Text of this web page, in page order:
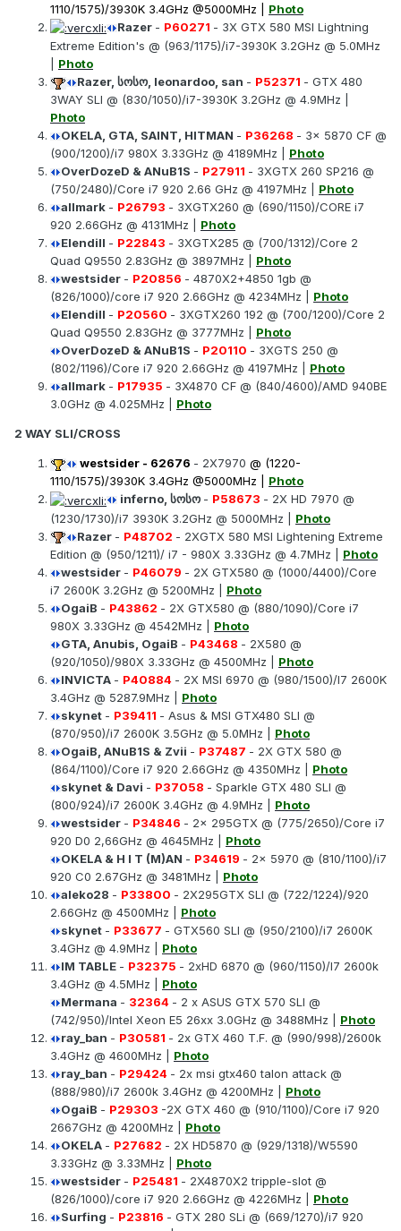
1110/1575)/3930K 3.4GHz @5000MHz | Photo
Razer - P60271 - 3X GTX 580 MSI Lightning
Extreme Edition's @ (963/1175)/i7-3930K 3.2GHz @ 5.0MHz
Photo
Razer, სოსო, leonardoo, san - P52371 - GTX 480
3WAY SLI @ (830/1050)/i7-3930K 3.2GHz @ 4.9MHz |
Photo
OKELA, GTA, SAINT, HITMAN - P36268 - 3x 5870 CF @
(900/1200)/i7 980X 3.33GHz @ 4189MHz | Photo
OverDozeD & ANuB1S - P27911 - 3XGTX 260 SP216 @
(750/2480)/Core i7 920 2.66 GHz @ 4197MHz | Photo
allmark - P26793 - 3XGTX260 @ (690/1150)/CORE i7
920 2.66GHz @ 4131MHz | Photo
Elendill - P22843 - 3XGTX285 @ (700/1312)/Core 2
Quad Q9550 2.83GHz @ 3897MHz | Photo
westsider - P20856 - 4870X2+4850 1gb @
(826/1000)/core i7 920 2.66GHz @ 4234MHz | Photo
Elendill - P20560 - 3XGTX260 192 @ (700/1200)/Core 2
Quad Q9550 2.83GHz @ 3777MHz | Photo
OverDozeD & ANuB1S - P20110 - 3XGTS 250 @
(802/1196)/Core i7 920 2.66GHz @ 4197MHz | Photo
allmark - P17935 - 3X4870 CF @ (840/4600)/AMD 940BE
3.0GHz @ 4.025MHz | Photo
2 WAY SLI/CROSS
westsider - 62676 - 2X7970 @ (1220-
1110/1575)/3930K 3.4GHz @5000MHz | Photo
inferno, სოსო - P58673 - 2X HD 7970 @
(1230/1730)/i7 3930K 3.2GHz @ 5000MHz | Photo
Razer - P48702 - 2XGTX 580 MSI Lightening Extreme
Edition @ (950/1211)/ i7 - 980X 3.33GHz @ 4.7MHz | Photo
westsider - P46079 - 2X GTX580 @ (1000/4400)/Core
i7 2600K 3.2GHz @ 5200MHz | Photo
OgaiB - P43862 - 2X GTX580 @ (880/1090)/Core i7
980X 3.33GHz @ 4542MHz | Photo
GTA, Anubis, OgaiB - P43468 - 2X580 @
(920/1050)/980X 3.33GHz @ 4500MHz | Photo
INVICTA - P40884 - 2X MSI 6970 @ (980/1500)/I7 2600K
3.4GHz @ 5287.9MHz | Photo
skynet - P39411 - Asus & MSI GTX480 SLI @
(870/950)/i7 2600K 3.5GHz @ 5.0MHz | Photo
OgaiB, ANuB1S & Zvii - P37487 - 2X GTX 580 @
(864/1100)/Core i7 920 2.66GHz @ 4350MHz | Photo
skynet & Davi - P37058 - Sparkle GTX 480 SLI @
(800/924)/i7 2600K 3.4GHz @ 4.9MHz | Photo
westsider - P34846 - 2x 295GTX @ (775/2650)/Core i7
920 D0 2,66GHz @ 4645MHz | Photo
OKELA & H I T (M)AN - P34619 - 2x 5970 @ (810/1100)/i7
920 C0 2.67GHz @ 3481MHz | Photo
aleko28 - P33800 - 2X295GTX SLI @ (722/1224)/920
2.66GHz @ 4500MHz | Photo
skynet - P33677 - GTX560 SLI @ (950/2100)/i7 2600K
3.4GHz @ 4.9MHz | Photo
IM TABLE - P32375 - 2xHD 6870 @ (960/1150)/I7 2600k
3.4GHz @ 4.5MHz | Photo
Mermana - 32364 - 2 x ASUS GTX 570 SLI @
(742/950)/Intel Xeon E5 26xx 3.0GHz @ 3488MHz | Photo
ray_ban - P30581 - 2x GTX 460 T.F. @ (990/998)/2600k
3.4GHz @ 4600MHz | Photo
ray_ban - P29424 - 2x msi gtx460 talon attack @
(888/980)/i7 2600k 3.4GHz @ 4200MHz | Photo
OgaiB - P29303 -2X GTX 460 @ (910/1100)/Core i7 920
2667GHz @ 4200MHz | Photo
OKELA - P27682 - 2X HD5870 @ (929/1318)/W5590
3.33GHz @ 3.33MHz | Photo
westsider - P25481 - 2X4870X2 tripple-slot @
(826/1000)/core i7 920 2.66GHz @ 4226MHz | Photo
Surfing - P23816 - GTX 280 SLi @ (669/1270)/i7 920